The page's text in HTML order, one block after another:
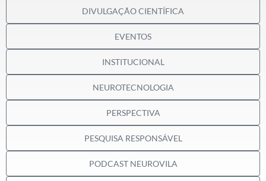
DIVULGAÇÃO CIENTÍFICA
EVENTOS
INSTITUCIONAL
NEUROTECNOLOGIA
PERSPECTIVA
PESQUISA RESPONSÁVEL
PODCAST NEUROVILA